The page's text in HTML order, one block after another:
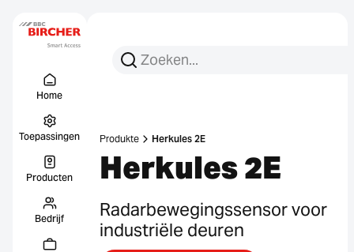
Home
Toepassingen
Producten
Bedrijf
Zoeken:
Zoek op
Produkte Herkules 2E
Herkules 2E
Radarbewegingssensor voor
industriële deuren